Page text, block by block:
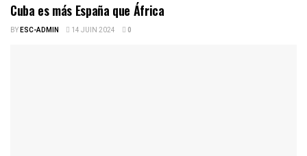
Cuba es más España que África
BYESC-ADMIN 14 JUIN 2024 0